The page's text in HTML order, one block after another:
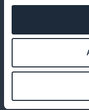
Eenvoudig
Pas het ontwerp